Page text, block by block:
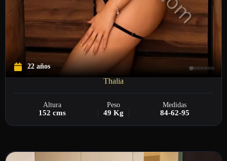
22 años
Thalia
Altura Peso Medidas
152 cms 49 Kg 84-62-95